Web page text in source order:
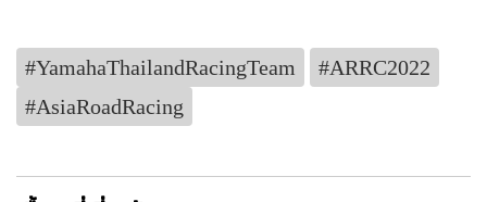
#YamahaThailandRacingTeam
#ARRC2022
#AsiaRoadRacing